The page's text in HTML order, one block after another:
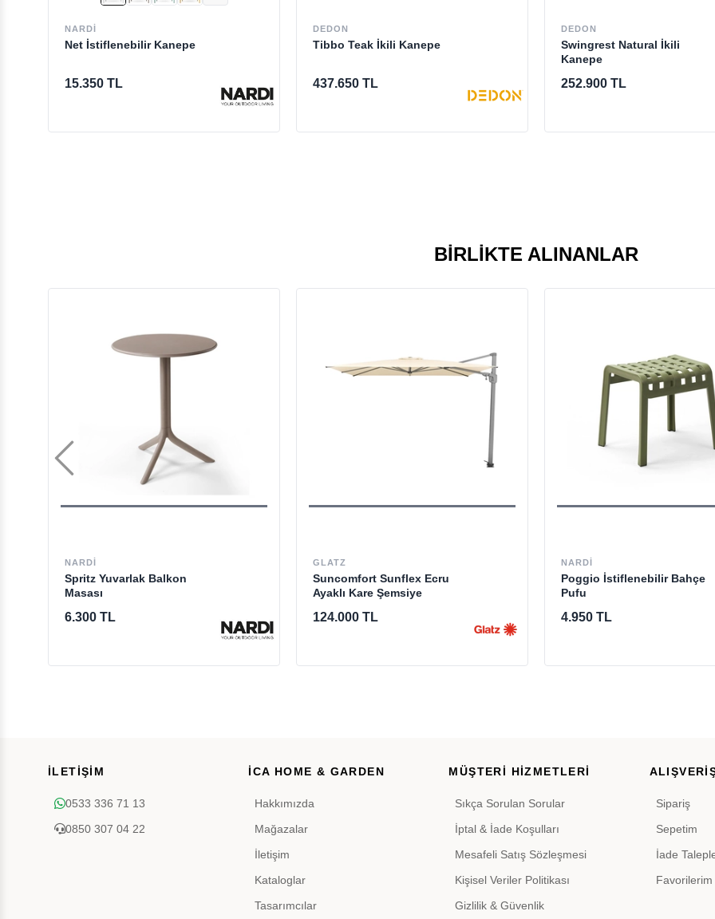
NARDI
Net İstiflenebilir Kanepe
15.350 TL
DEDON
Tibbo Teak İkili Kanepe
437.650 TL
DEDON
Swingrest Natural İkili
Kanepe
252.900 TL
BIRLIKTE ALINANLAR
NARDI
Spritz Yuvarlak Balkon
Masası
6.300 TL
GLATZ
Suncomfort Sunflex Ecru
Ayaklı Kare Şemsiye
124.000 TL
NARDI
Poggio İstiflenebilir Bahçe
Pufu
4.950 TL
İLETİŞİM
0533 336 71 13
0850 307 04 22
İCA HOME & GARDEN
Hakkımızda
Mağazalar
İletişim
Kataloglar
Tasarımcılar
MÜŞTERİ HİZMETLERİ
Sıkça Sorulan Sorular
İptal & İade Koşulları
Mesafeli Satış Sözleşmesi
Kişisel Veriler Politikası
Gizlilik & Güvenlik
Sipariş
Sepetim
İade
Favorilerim